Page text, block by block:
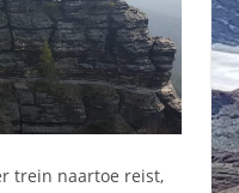
trein naartoe reist,